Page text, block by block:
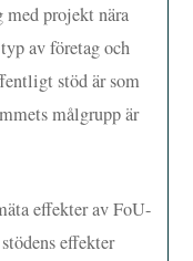
med projekt nära
av företag och
stöd är som
målgrupp är
effekter av FoU-
effekter